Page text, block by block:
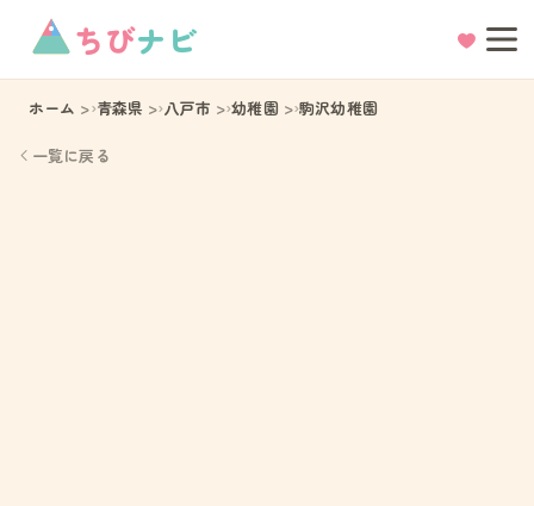
ちびナビ
ホーム 青森県 八戸市 幼稚園 駒沢幼稚園
一覧に戻る